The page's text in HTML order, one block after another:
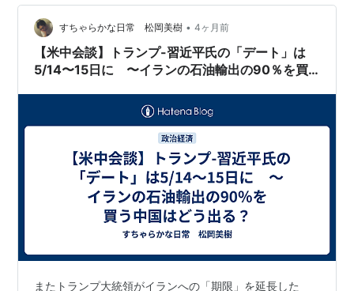
行うまでがワンセットであると言える。
基本的に戦略原潜1隻だけでもMIRV化によって100発程
度の弾頭を搭載することは可能であり、今のところ隠密
発射された弾道ミサイルを迎撃することも、いずれも非
常に困難であると考えられている。
いくら何でも100発もの核攻撃を受けた国の覇権獲得能
力が大幅低下するのは明白 *5 なので、フランスなどはこ
の状態を維持することを目的としている。
イスラエルが核兵器を開発し、配備していることは確実
視されている。彼らがその存在を公式には認めておら
中国が米ニューヨークの国連本部で連日にわたり日本批
判を展開している。4月29日の核拡散防止条約（NPT）
再検討会議では「日本が平和…
すちゃらかな日常 松岡美樹 • 4ヶ月前
【米中会談】トランプ-習近平氏の「デート」は
5/14〜15日に 〜イランの石油輸出の90％を買
またトランプ大統領がイランへの「期限」を延長した